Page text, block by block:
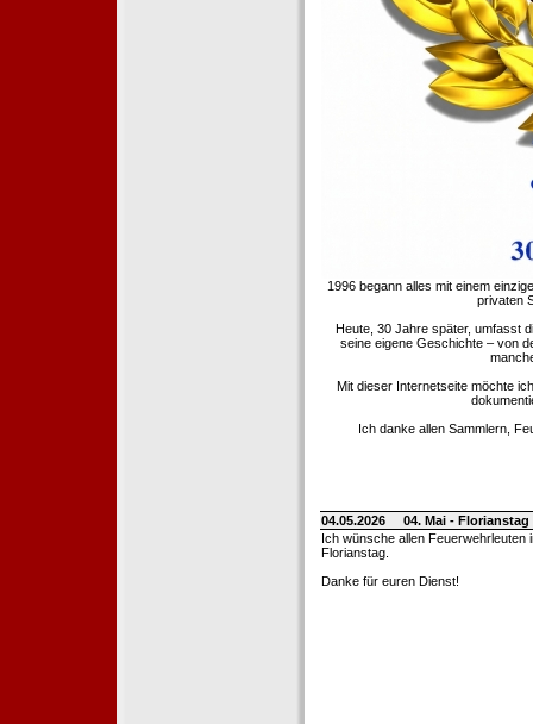
1996 begann alles mit einem
privaten
Heute, 30 Jahre später, umfasst
seine eigene Geschichte – von
Mit dieser Internetseite möchte
Ich danke allen Sammlern,
04.05.2026
04. Mai -
Ich wünsche allen Feuerwehrleuten
Florianstag.
Danke für euren Dienst!